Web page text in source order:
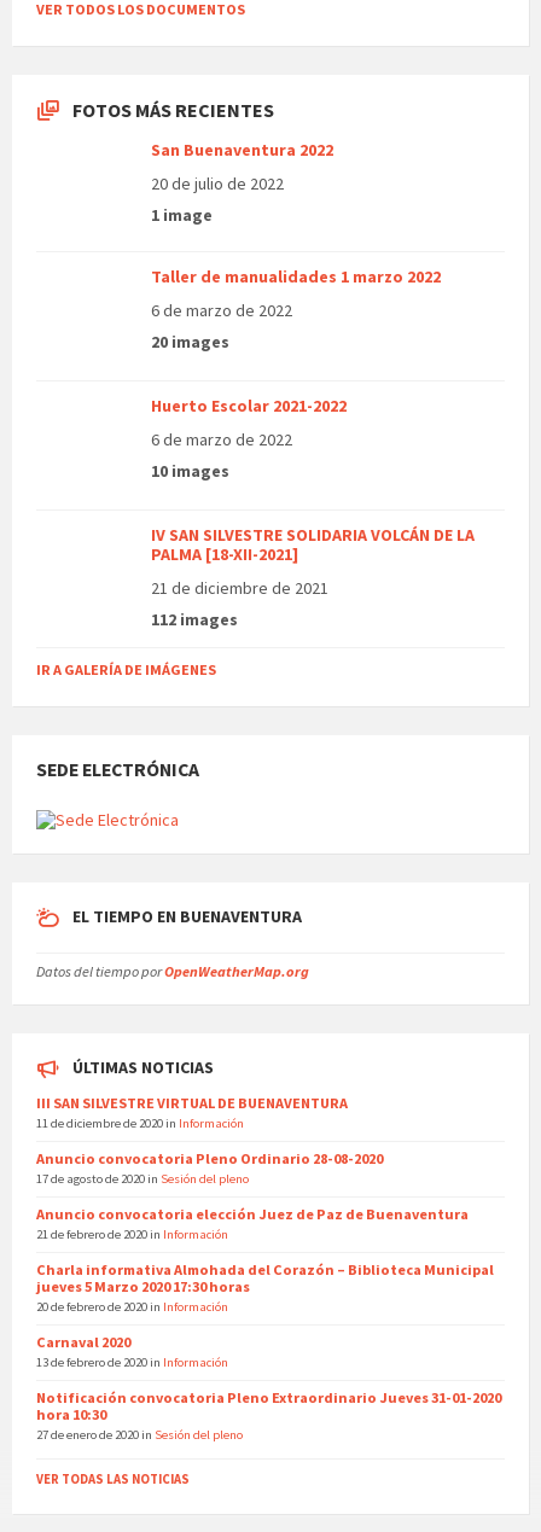
VER TODOS LOS DOCUMENTOS
FOTOS MÁS RECIENTES
San Buenaventura 2022
20 de julio de 2022
1 image
Taller de manualidades 1 marzo 2022
6 de marzo de 2022
20 images
Huerto Escolar 2021-2022
6 de marzo de 2022
10 images
IV SAN SILVESTRE SOLIDARIA VOLCÁN DE LA
PALMA [18-XII-2021]
21 de diciembre de 2021
112 images
IR A GALERÍA DE IMÁGENES
SEDE ELECTRÓNICA
EL TIEMPO EN BUENAVENTURA
Datos del tiempo porOpenWeatherMap.org
ÚLTIMAS NOTICIAS
III SAN SILVESTRE VIRTUAL DE BUENAVENTURA
11 de diciembre de 2020 in Información
Anuncio convocatoria Pleno Ordinario 28-08-2020
17 de agosto de 2020 in Sesión del pleno
Anuncio convocatoria elección Juez de Paz de Buenaventura
21 de febrero de 2020 in Información
Charla informativa Almohada del Corazón – Biblioteca Municipal
jueves 5 Marzo 2020 17:30 horas
20 de febrero de 2020 in Información
Carnaval 2020
13 de febrero de 2020 in Información
Notificación convocatoria Pleno Extraordinario Jueves 31-01-2020
hora 10:30
27 de enero de 2020 in Sesión del pleno
VER TODAS LAS NOTICIAS